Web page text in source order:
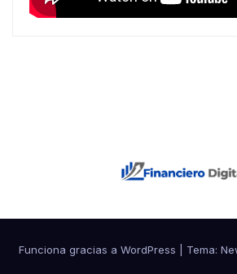
Funciona gracias a WordPress Tema: